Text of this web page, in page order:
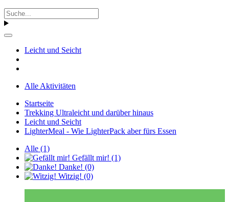
Leicht und Seicht
Alle Aktivitäten
Startseite
Trekking Ultraleicht und darüber hinaus
Leicht und Seicht
LighterMeal - Wie LighterPack aber fürs Essen
Alle (1)
Gefällt mir! (1)
Danke! (0)
Witzig! (0)